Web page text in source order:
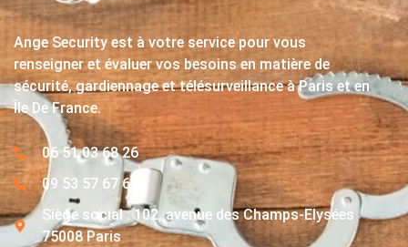
Ange Security est à votre service pour vous
renseigner et évaluer vos besoins en matière de
sécurité, gardiennage et télésurveillance à Paris et en
Île De France.
06 51 03 68 26
09 53 57 67 63
Siège social : 102, avenue des Champs-Elysées
75008 Paris